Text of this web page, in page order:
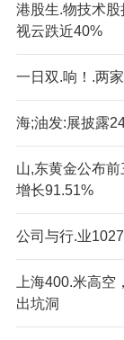
港股生.物技术
视云跌近40%
一日双.响！.两
海;油发:展披露
山,东黄金公布
增长91.51%
公司与行.业
上海400.米高
出坑洞